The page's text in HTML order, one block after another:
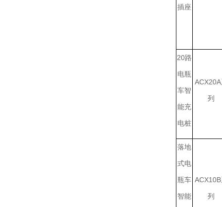
插座
20路
电瓶
车智
能充
电桩
列
落地
式电
瓶车
智能 列